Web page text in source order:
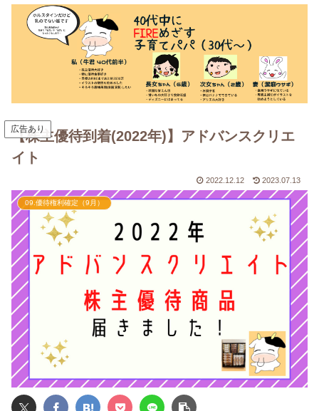
広告あり
【株主優待到着(2022年)】アドバンスクリエ
イト
2022.12.12 2023.07.13
09.優待権利確定（9月）